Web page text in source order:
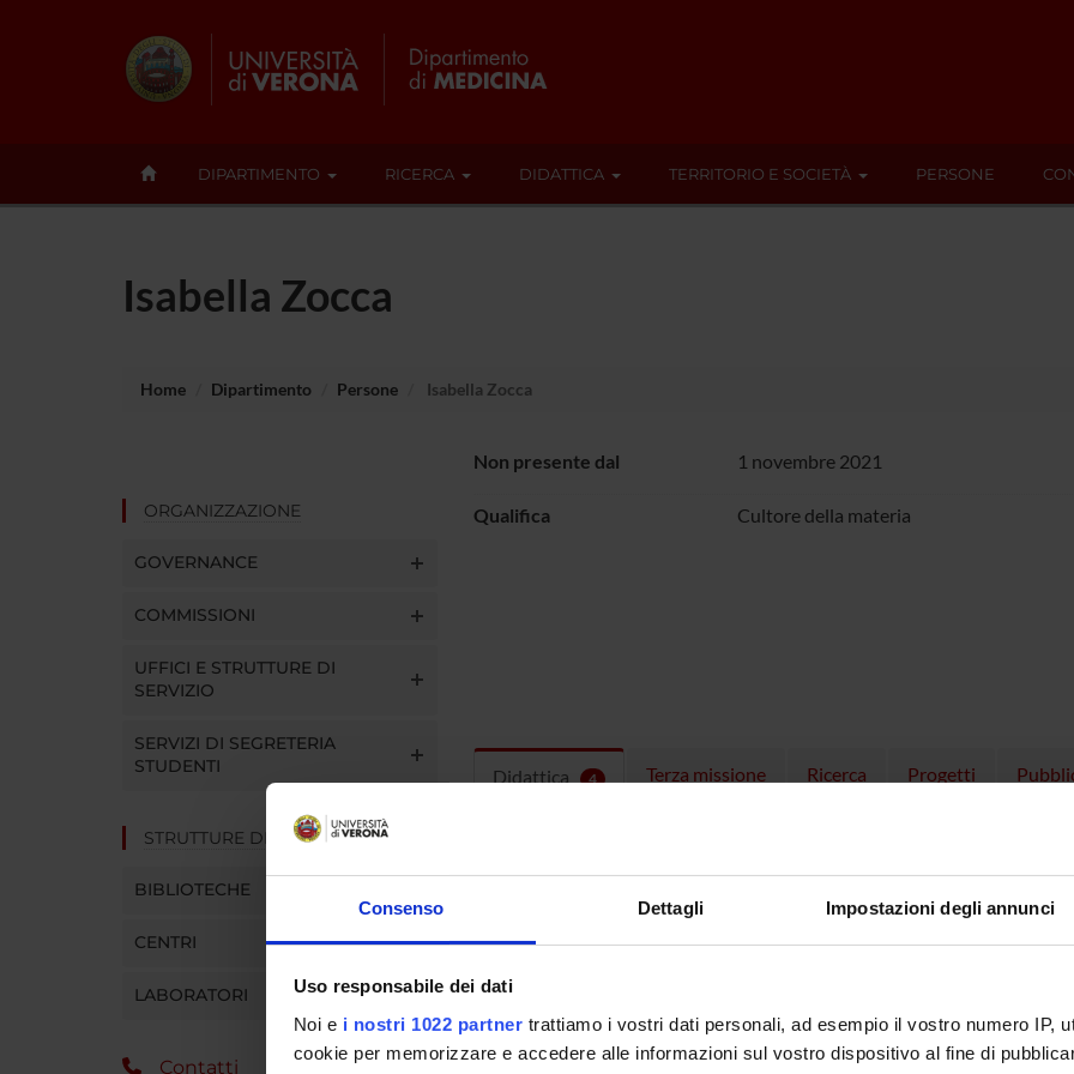
Consenso Dettagli Impostazioni degli annunci
Uso responsabile dei dati
Noi e i nostri 1022 partner trattiamo i vostri dati personali, ad esempio il vostro numero IP,
cookie per memorizzare e accedere alle informazioni sul vostro dispositivo al fine di
DIPARTIMENTO RICERCA DIDATTICA TERRITORIO E SOCIETÀ PERSONE
Isabella Zocca
Home Dipartimento Persone Isabella Zocca
ORGANIZZAZIONE
GOVERNANCE
COMMISSIONI
UFFICI E STRUTTURE DI
SERVIZIO
SERVIZI DI SEGRETERIA
STUDENTI
STRUTTURE DEL DIPARTIMENTO
BIBLIOTECHE
CENTRI
LABORATORI
Contatti
Non presente dal 1 novembre 2021
Qualifica Cultore della materia
Didattica 4 Terza missione Ricerca Progetti
Insegnamenti attivi nel periodo selezionato:4.
CORSO NOME
CREDITI